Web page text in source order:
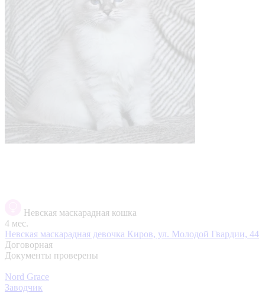
Невская маскарадная кошка
4 мес.
Невская маскарадная девочка Киров, ул. Молодой Гвардии, 44
Договорная
Документы проверены
Nord Grace
Заводчик